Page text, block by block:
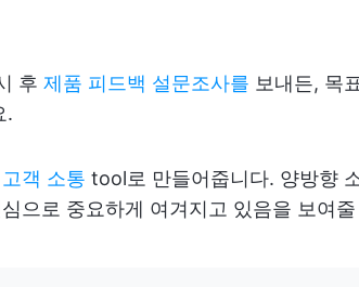
후 제품 피드백 설문조사를 보내든, 목
.
고객 소통 tool로 만들어줍니다. 양방향
으로 중요하게 여겨지고 있음을 보여